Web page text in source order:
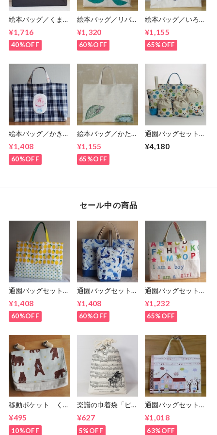
絵本バッグ／くまさ
ンクの花柄）(5-
171)
¥1,716
40%OFF
絵本バッグ／リバー
の絵本バッグ(5-17)
¥1,320
60%OFF
絵本バッグ／いろい
ッグ(5-13)
¥1,155
65%OFF
絵本バッグ／かき氷
バッグ(5-127)
¥1,408
60%OFF
絵本バッグ／かたつ
(5-3)
¥1,155
65%OFF
通園バッグセット／
(5-230)
¥4,180
セール中の商品
通園バッグセット／
本バッグ(5-155)
¥1,408
60%OFF
通園バッグセット／
セット(5-179)
¥1,408
60%OFF
通園バッグセット／
文の絵本バッグ(5-
65)
¥1,232
65%OFF
移動ポケット くま
¥495
10%OFF
楽譜の巾着袋「ピア
(5-268)
¥627
5%OFF
通園バッグセット／
通園バッグセット
(5-60)
¥1,018
63%OFF